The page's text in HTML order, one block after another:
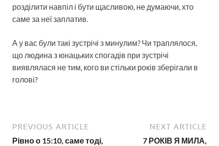
розділити навпіл і бути щасливою, не думаючи, хто
саме за неї заплатив.
А у вас були такі зустрічі з минулим? Чи траплялося,
що людина з юнацьких спогадів при зустрічі
виявлялася не тим, кого ви стільки років зберігали в
голові?
PREVIOUS ARTICLE
Рівно о 15:10, саме тоді,
NEXT ARTICLE
7 РОКІВ Я МИЛА,